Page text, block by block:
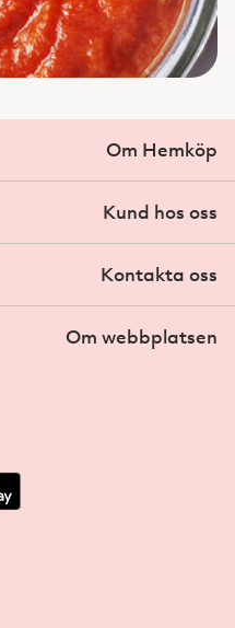
Om Hemköp
Kund hos oss
Kontakta oss
Om webbplatsen